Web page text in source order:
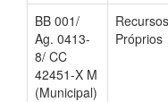
BB 001/
Ag. 0413-
8/ CC
42451-X M
(Municipal)
Recursos
Próprios